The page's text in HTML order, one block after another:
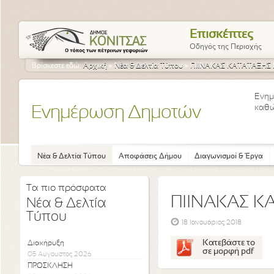
Επισκέπτες
Οδηγός της Περιοχής
Βρίσκεστε εδώ:Αρχική » Νέα & Δελτία Τύπου » ΠΙΙΝΑΚΑΣ
Ενημέρωση Δημοτών
Νέα & Δελτία Τύπου Αποφάσεις Δήμου Διαγωνισμοί & Έργα
Τα πιο πρόσφατα
Νέα & Δελτία
Τύπου
Διακήρυξη
05 Αύγουστος 2026
ΠΡΟΣΚΛΗΣΗ
ΠΙΙΝΑΚΑΣ
18 Ιανουάριος 2018
Κατεβάστε το
σε μορφή pdf